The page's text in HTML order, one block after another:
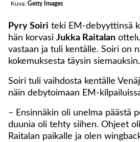
Kuva: Getty Images
Pyry Soiri teki EM-debyyttinsä
hän korvasi Jukka Raitalan
vastaan ja tuli kentälle. Soiri on
kokemuksesta täysin siemauksin.
Soiri tuli vaihdosta kentälle
näin debytoimaan EM-
– Ensinnäkin oli unelma päästä
duunia oli tehty siihen. Ohjeet
Raitalan paikalle ja olen